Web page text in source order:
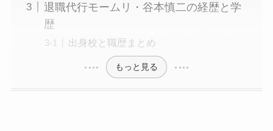
退職代行モームリ・谷本慎二の経歴と学
歴
出身校と職歴まとめ
もっと見る